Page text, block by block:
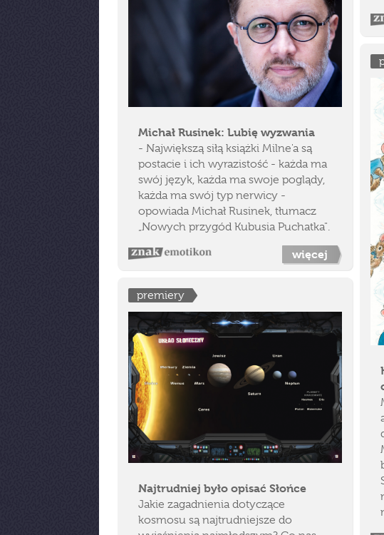
Michał Rusinek: Lubię wyzwania
- Największą siłą książki Milne'a są
postacie i ich wyrazistość - każda ma
swój język, każda ma swoje poglądy,
każda ma swój typ nerwicy -
opowiada Michał Rusinek, tłumacz
„Nowych przygód Kubusia Puchatka".
więcej
premiery
Najtrudniej było opisać Słońce
Jakie zagadnienia dotyczące
kosmosu są najtrudniejsze do